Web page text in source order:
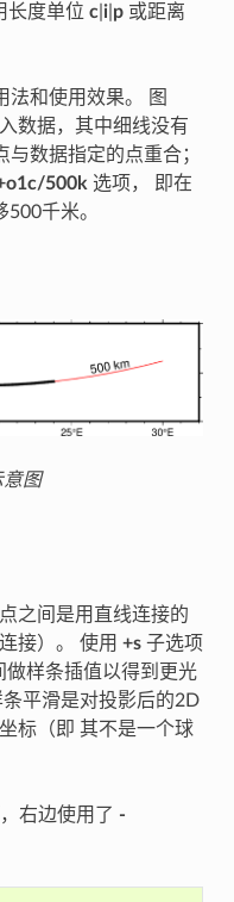
长度单位 c| i| p或距离
法和使用效果。 图
数据，其中细线没有
数据指定的点重合；
500k 选项， 即在
千米。
意图
之间是用直线连接的
接）。 使用 +s子选项
做样条插值以得到更光
平滑是对投影后的2D
标（即 其不是一个球
右边使用了 -